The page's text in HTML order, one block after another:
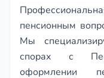
пенсионным
Мы
спорах с
оформлении